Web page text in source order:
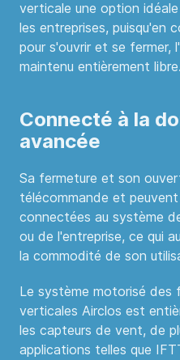
verticale une option
les entreprises, puisqu'en
pour s'ouvrir et se fermer,
maintenu entièrement libre.
Connecté à la
avancée
Sa fermeture et son
télécommande et
connectées au système
ou de l'entreprise, ce qui
la commodité de son
Le système motorisé des
verticales Airclos est
les capteurs de vent, de
applications telles que